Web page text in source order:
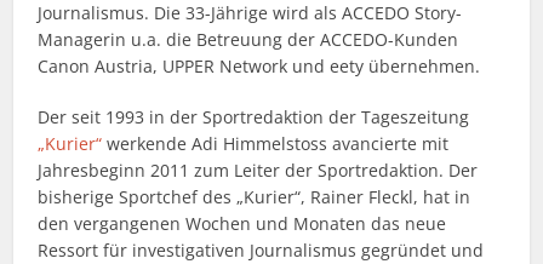
Journalismus. Die 33-Jährige wird als ACCEDO Story-
Managerin u.a. die Betreuung der ACCEDO-Kunden
Canon Austria, UPPER Network und eety übernehmen.
Der seit 1993 in der Sportredaktion der Tageszeitung
„Kurier“werkende Adi Himmelstoss avancierte mit
Jahresbeginn 2011 zum Leiter der Sportredaktion. Der
bisherige Sportchef des „Kurier“, Rainer Fleckl, hat in
den vergangenen Wochen und Monaten das neue
Ressort für investigativen Journalismus gegründet und